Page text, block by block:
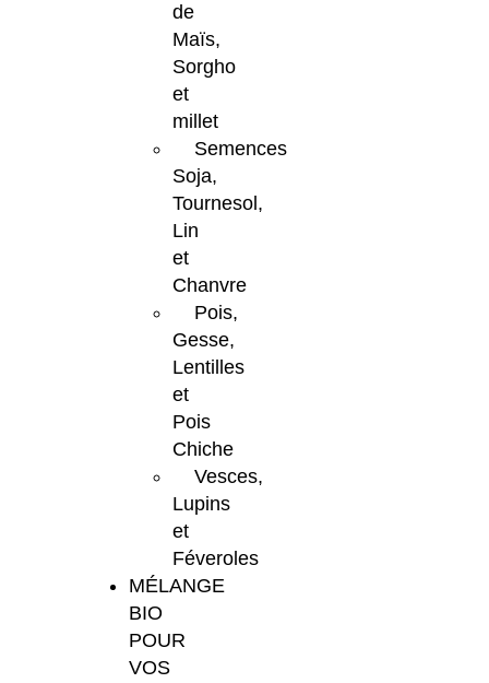
de
Maïs,
Sorgho
et
millet
Semences
Soja,
Tournesol,
Lin
et
Chanvre
Pois,
Gesse,
Lentilles
et
Pois
Chiche
Vesces,
Lupins
et
Féveroles
MÉLANGE
BIO
POUR
VOS